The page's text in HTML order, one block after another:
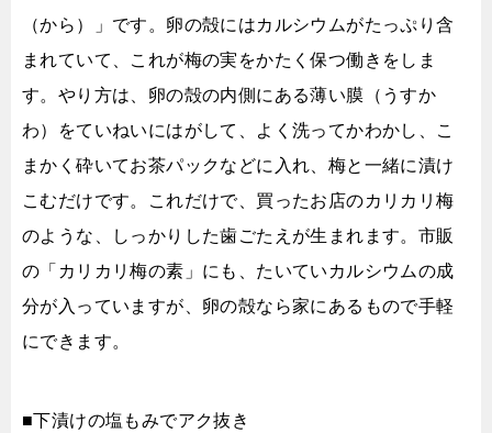
（から）」です。卵の殻にはカルシウムがたっぷり含
まれていて、これが梅の実をかたく保つ働きをしま
す。やり方は、卵の殻の内側にある薄い膜（うすか
わ）をていねいにはがして、よく洗ってかわかし、こ
まかく砕いてお茶パックなどに入れ、梅と一緒に漬け
こむだけです。これだけで、買ったお店のカリカリ梅
のような、しっかりした歯ごたえが生まれます。市販
の「カリカリ梅の素」にも、たいていカルシウムの成
分が入っていますが、卵の殻なら家にあるもので手軽
にできます。
■下漬けの塩もみでアク抜き